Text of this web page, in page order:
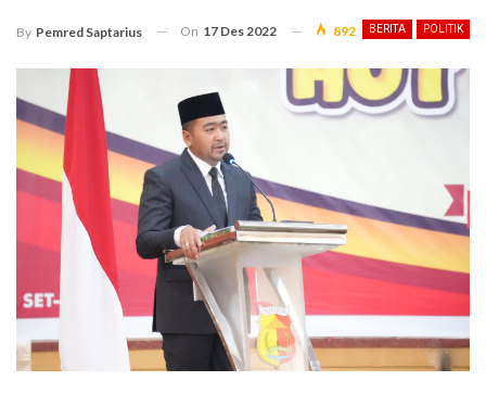
BERITA POLITIK
By Pemred Saptarius On 17 Des 2022 892